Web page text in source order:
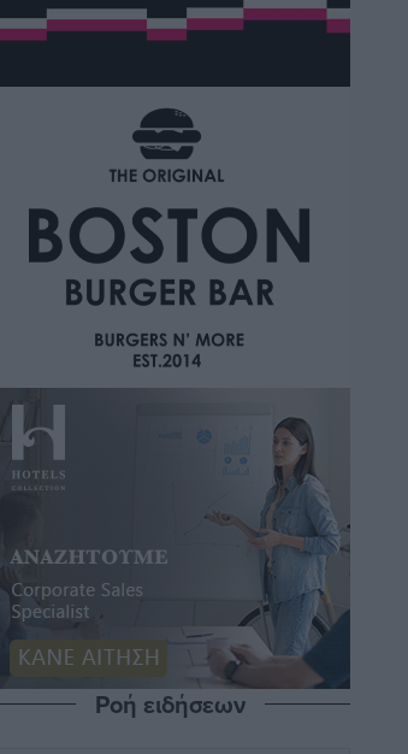
Ροή ειδήσεων